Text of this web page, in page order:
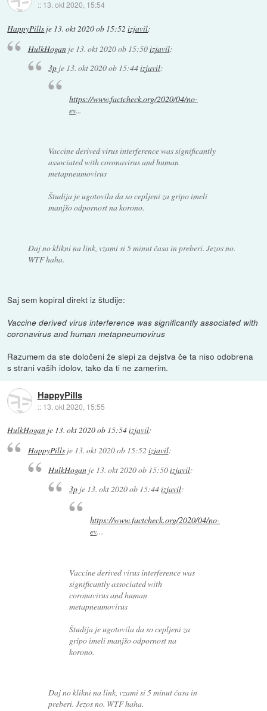
:: 13. okt 2020, 15:54
HappyPills je 13. okt 2020 ob 15:52 izjavil:
HulkHoganje 13. okt 2020 ob 15:50izjavil:
3p je 13. okt 2020 ob 15:44izjavil:
https://www.factcheck.org/2020/04/no-
ev...
Vaccine derived virus interference was significantly
associated with coronavirus and human
metapneumovirus
Študija je ugotovila da so cepljeni za gripo imeli
manjšo odpornost na korono.
Daj no klikni na link, vzami si 5 minut časa in preberi. Jezos no.
WTF haha.
Saj sem kopiral direkt iz študije:
Vaccine derived virus interference was significantly associated with
coronavirus and human metapneumovirus
Razumem da ste določeni že slepi za dejstva če ta niso odobrena
s strani vaših idolov, tako da ti ne zamerim.
HappyPills
:: 13. okt 2020, 15:55
HulkHogan je 13. okt 2020 ob 15:54izjavil:
HappyPillsje 13. okt 2020 ob 15:52 izjavil:
HulkHogan je 13. okt 2020 ob 15:50izjavil:
3pje 13. okt 2020 ob 15:44izjavil:
https://www.factcheck.org/2020/04/no-
ev...
Vaccine derived virus interference was
significantly associated with
coronavirus and human
metapneumovirus
Študija je ugotovila da so cepljeni za
gripo imeli manjšo odpornost na
korono.
Daj no klikni na link, vzami si 5 minut časa in
preberi. Jezos no. WTF haha.